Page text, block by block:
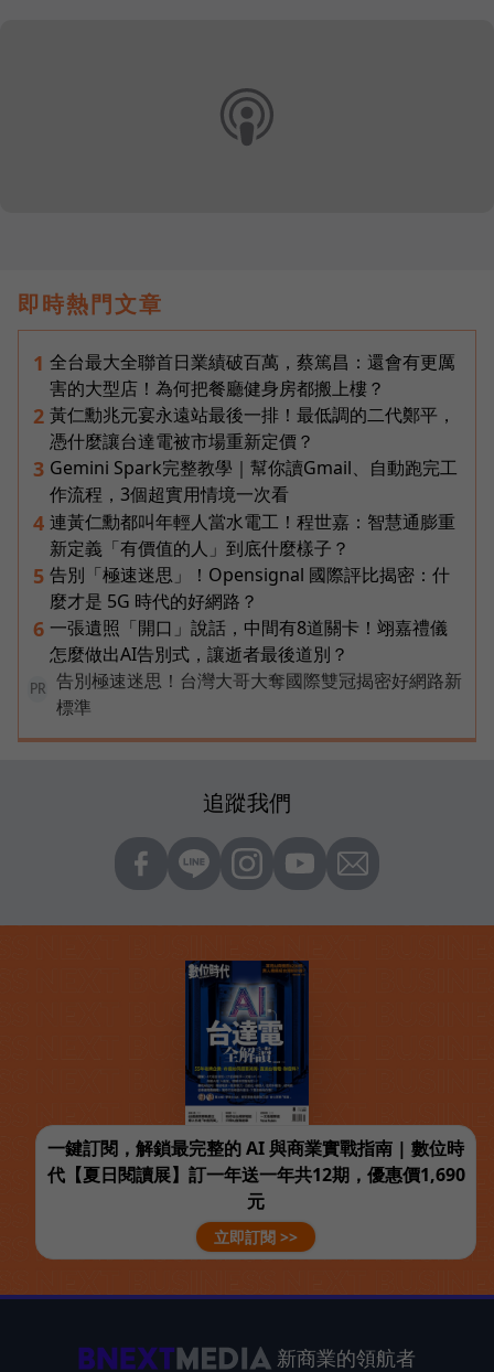
即時熱門文章
1 全台最大全聯首日業績破百萬，蔡篤昌：還會有更厲
害的大型店！為何把餐廳健身房都搬上樓？
2 黃仁勳兆元宴永遠站最後一排！最低調的二代鄭平，
憑什麼讓台達電被市場重新定價？
3 Gemini Spark完整教學｜幫你讀Gmail、自動跑完工
作流程，3個超實用情境一次看
4 連黃仁勳都叫年輕人當水電工！程世嘉：智慧通膨重
新定義「有價值的人」到底什麼樣子？
5 告別「極速迷思」！Opensignal 國際評比揭密：什
麼才是 5G 時代的好網路？
6 一張遺照「開口」說話，中間有8道關卡！翊嘉禮儀
怎麼做出AI告別式，讓逝者最後道別？
PR
告別極速迷思！台灣大哥大奪國際雙冠揭密好網路新
標準
追蹤我們
一鍵訂閱，解鎖最完整的 AI 與商業實戰指南 | 數位時
代【夏日閱讀展】訂一年送一年共12期，優惠價1,690
元
立即訂閱 >>
新商業的領航者